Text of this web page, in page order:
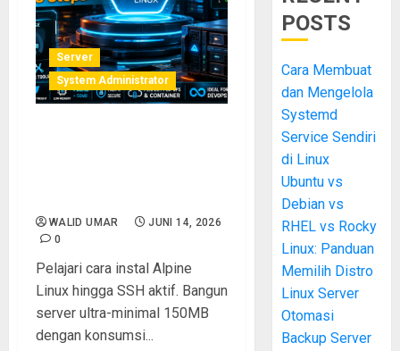
Server
System Administrator
WALID UMAR
JUNI 14, 2026
0
Pelajari cara instal Alpine
Linux hingga SSH aktif. Bangun
server ultra-minimal 150MB
dengan konsumsi...
POSTS
Cara Membuat
dan Mengelola
Systemd
Service Sendiri
di Linux
Ubuntu vs
Debian vs
RHEL vs Rocky
Linux: Panduan
Memilih Distro
Linux Server
Otomasi
Backup Server